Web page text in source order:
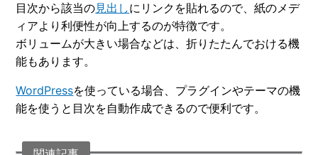
目次から該当の見出しにリンクを貼れるので、紙のメデ
ィアより利便性が向上するのが特徴です。
ボリュームが大きい場合などは、折りたたんでおける機
能もあります。
WordPressを使っている場合、プラグインやテーマの機
能を使うと目次を自動作成できるので便利です。